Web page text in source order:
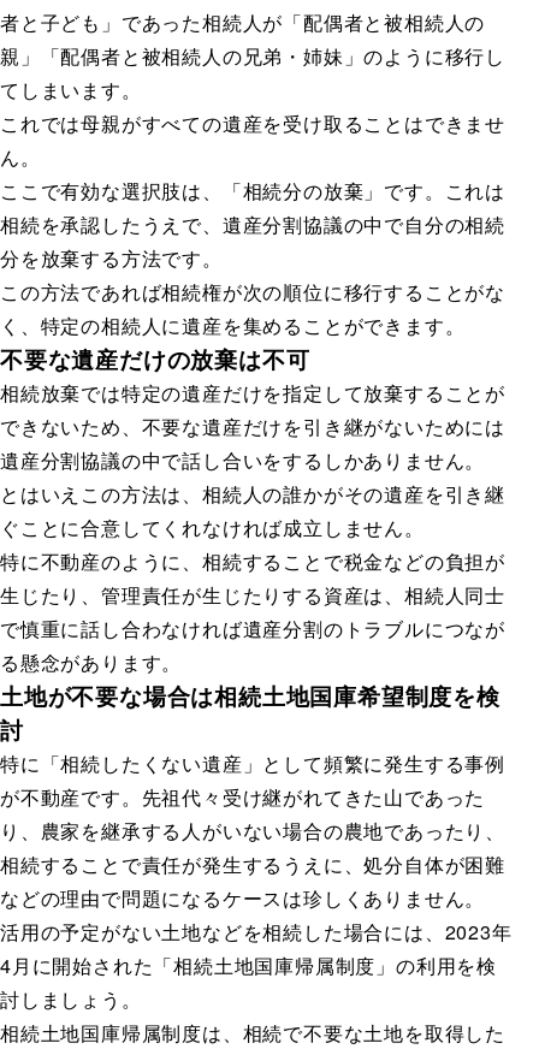
者と子ども」であった相続人が「配偶者と被相続人の
親」「配偶者と被相続人の兄弟・姉妹」のように移行し
てしまいます。
これでは母親がすべての遺産を受け取ることはできませ
ん。
ここで有効な選択肢は、「相続分の放棄」です。これは
相続を承認したうえで、遺産分割協議の中で自分の相続
分を放棄する方法です。
この方法であれば相続権が次の順位に移行することがな
く、特定の相続人に遺産を集めることができます。
不要な遺産だけの放棄は不可
相続放棄では特定の遺産だけを指定して放棄することが
できないため、不要な遺産だけを引き継がないためには
遺産分割協議の中で話し合いをするしかありません。
とはいえこの方法は、相続人の誰かがその遺産を引き継
ぐことに合意してくれなければ成立しません。
特に不動産のように、相続することで税金などの負担が
生じたり、管理責任が生じたりする資産は、相続人同士
で慎重に話し合わなければ遺産分割のトラブルにつなが
る懸念があります。
土地が不要な場合は相続土地国庫希望制度を検
討
特に「相続したくない遺産」として頻繁に発生する事例
が不動産です。先祖代々受け継がれてきた山であった
り、農家を継承する人がいない場合の農地であったり、
相続することで責任が発生するうえに、処分自体が困難
などの理由で問題になるケースは珍しくありません。
活用の予定がない土地などを相続した場合には、2023年
4月に開始された「相続土地国庫帰属制度」の利用を検
討しましょう。
相続土地国庫帰属制度は、相続で不要な土地を取得した